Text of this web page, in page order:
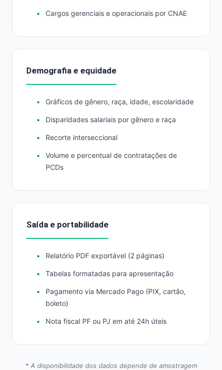
Cargos gerenciais e operacionais por CNAE
Demografia e equidade
Gráficos de gênero, raça, idade, escolaridade
Disparidades salariais por gênero e raça
Recorte interseccional
Volume e percentual de contratações de
PCDs
Saída e portabilidade
Relatório PDF exportável (2 páginas)
Tabelas formatadas para apresentação
Pagamento via Mercado Pago (PIX, cartão,
boleto)
Nota fiscal PF ou PJ em até 24h úteis
* A disponibilidade dos dados depende de amostragem